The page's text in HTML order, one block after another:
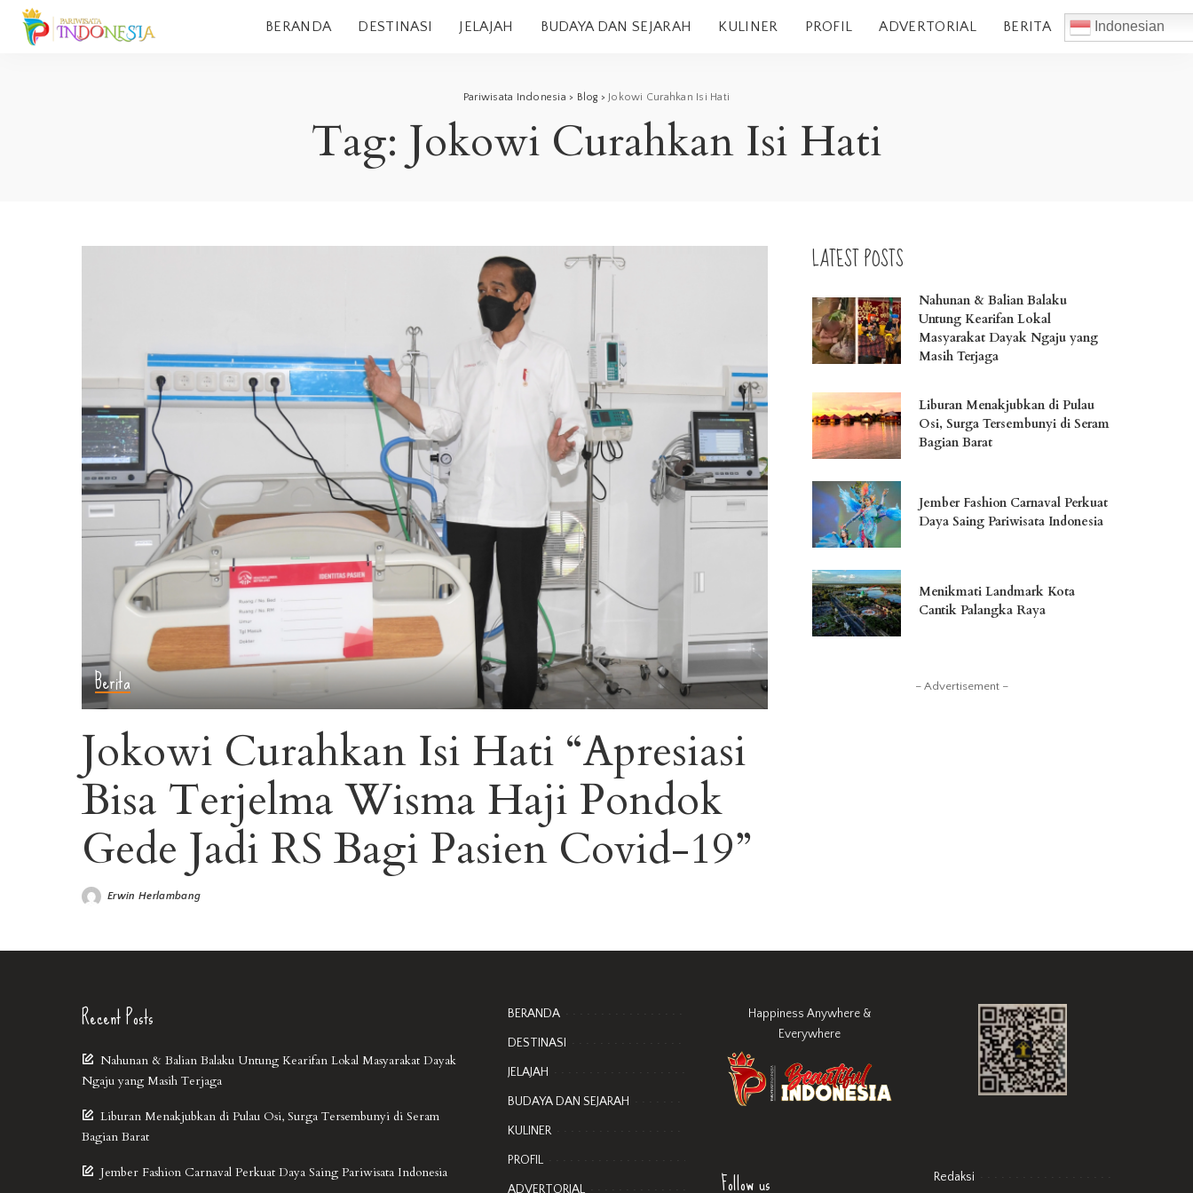
BERANDA DESTINASI JELAJAH BUDAYA DAN SEJARAH KULINER PROFIL ADVERTORIAL BERITA Indonesian
Pariwisata Indonesia > Blog > Jokowi Curahkan Isi Hati
Tag: Jokowi Curahkan Isi Hati
Berita
Jokowi Curahkan Isi Hati “Apresiasi
Bisa Terjelma Wisma Haji Pondok
Gede Jadi RS Bagi Pasien Covid-19”
Erwin Herlambang
LATEST POSTS
Nahunan & Balian Balaku
Untung Kearifan Lokal
Masyarakat Dayak Ngaju yang
Masih Terjaga
Liburan Menakjubkan di Pulau
Osi, Surga Tersembunyi di Seram
Bagian Barat
Jember Fashion Carnaval Perkuat
Daya Saing Pariwisata Indonesia
Menikmati Landmark Kota
Cantik Palangka Raya
– Advertisement –
Recent Posts
Nahunan & Balian Balaku Untung Kearifan Lokal Masyarakat Dayak
Ngaju yang Masih Terjaga
Liburan Menakjubkan di Pulau Osi, Surga Tersembunyi di Seram
Bagian Barat
Jember Fashion Carnaval Perkuat Daya Saing Pariwisata Indonesia
BERANDA
DESTINASI
JELAJAH
BUDAYA DAN SEJARAH
KULINER
PROFIL
ADVERTORIAL
Happiness Anywhere &
Everywhere
Follow us Redaksi